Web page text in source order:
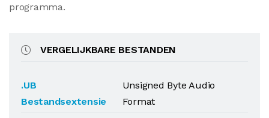
programma.
VERGELIJKBARE BESTANDEN
.UB
Bestandsextensie
Unsigned Byte Audio
Format